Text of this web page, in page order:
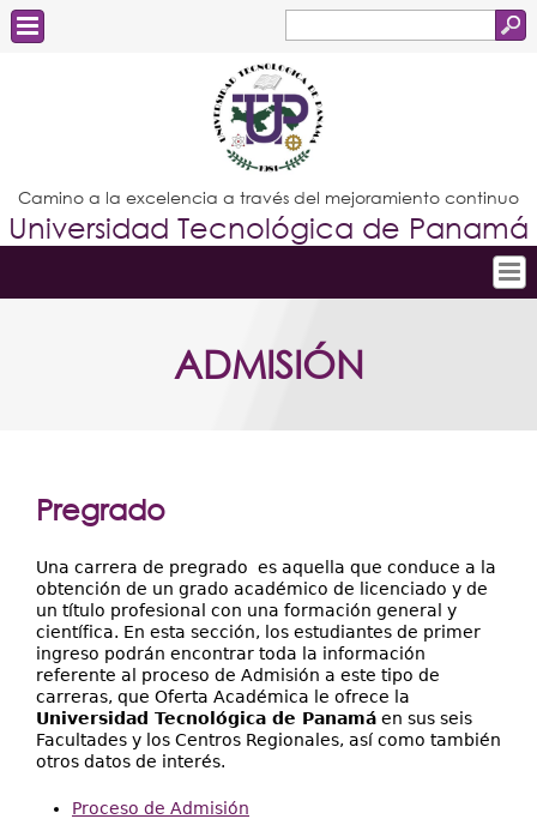
de
búsqueda
Estudiantes
Docentes
Administrativos
Graduados
Camino a la excelencia a través del mejoramiento continuo
Universidad Tecnológica de Panamá
Conoce la UTP
Facultades
Centros Regionales
Servicios
Internacional
Transparencia
ADMISIÓN
Pregrado
Una carrera de pregrado es aquella que conduce a la
obtención de un grado académico de licenciado y de
un título profesional con una formación general y
científica. En esta sección, los estudiantes de primer
ingreso podrán encontrar toda la información
referente al proceso de Admisión a este tipo de
carreras, que Oferta Académica le ofrece la
Universidad Tecnológica de Panamá en sus seis
Facultades y los Centros Regionales, así como también
otros datos de interés.
Proceso de Admisión